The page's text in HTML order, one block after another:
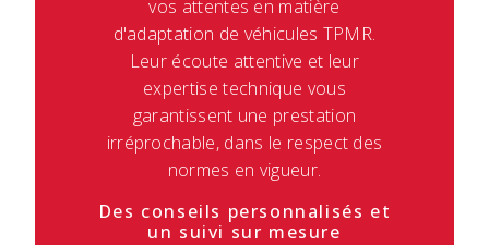
vos attentes en matière
d'adaptation de véhicules TPMR.
Leur écoute attentive et leur
expertise technique vous
garantissent une prestation
irréprochable, dans le respect des
normes en vigueur.
Des conseils personnalisés et
un suivi sur mesure